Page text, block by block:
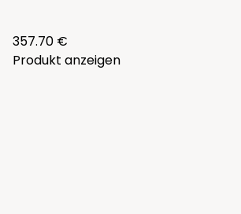
357.70 €
Produkt anzeigen